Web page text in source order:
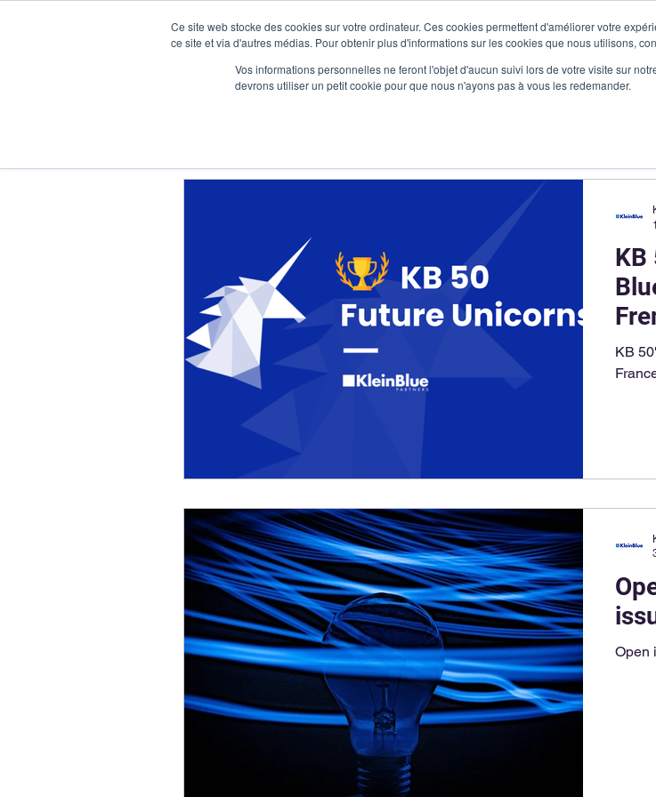
Ce site web stocke des cookies sur votre ordinateur. Ces cookies permettent d'améliorer votre
ce site et via d'autres médias. Pour obtenir plus d'informations sur les cookies que nous utilisons,
Vos informations personnelles ne feront l'objet d'aucun suivi lors de votre visite sur
devrons utiliser un petit cookie pour que nous n'ayons pas à vous les redemander.
Products You are Case
KB
KB
Open